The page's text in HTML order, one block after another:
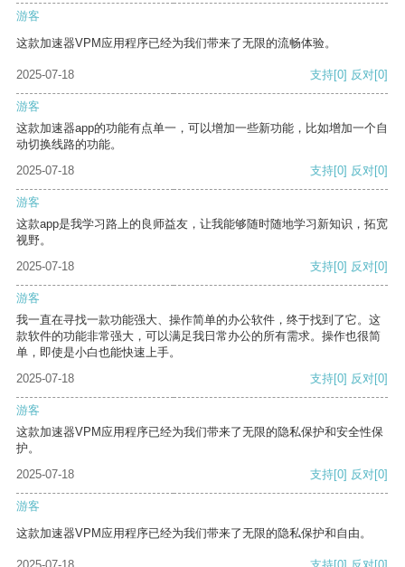
游客
这款加速器VPM应用程序已经为我们带来了无限的流畅体验。
2025-07-18 支持[0] 反对[0]
游客
这款加速器app的功能有点单一，可以增加一些新功能，比如增加一个自
动切换线路的功能。
2025-07-18
支持[0] 反对[0]
游客
这款app是我学习路上的良师益友，让我能够随时随地学习新知识，拓宽
视野。
2025-07-18
支持[0] 反对[0]
游客
我一直在寻找一款功能强大、操作简单的办公软件，终于找到了它。这
款软件的功能非常强大，可以满足我日常办公的所有需求。操作也很简
单，即使是小白也能快速上手。
2025-07-18
支持[0] 反对[0]
游客
这款加速器VPM应用程序已经为我们带来了无限的隐私保护和安全性保
护。
2025-07-18
支持[0] 反对[0]
游客
这款加速器VPM应用程序已经为我们带来了无限的隐私保护和自由。